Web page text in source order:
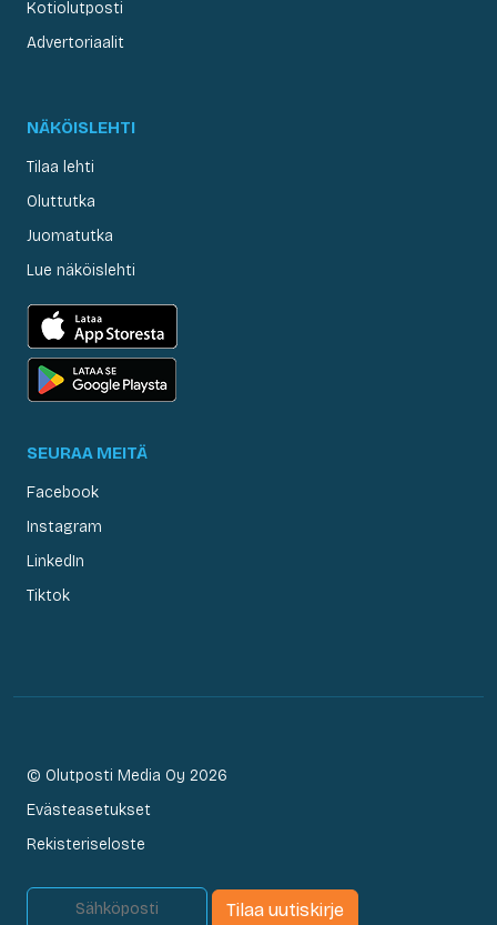
Kotiolutposti
Advertoriaalit
NÄKÖISLEHTI
Tilaa lehti
Oluttutka
Juomatutka
Lue näköislehti
SEURAA MEITÄ
Facebook
Instagram
LinkedIn
Tiktok
© Olutposti Media Oy 2026
Evästeasetukset
Rekisteriseloste
Tilaa uutiskirje